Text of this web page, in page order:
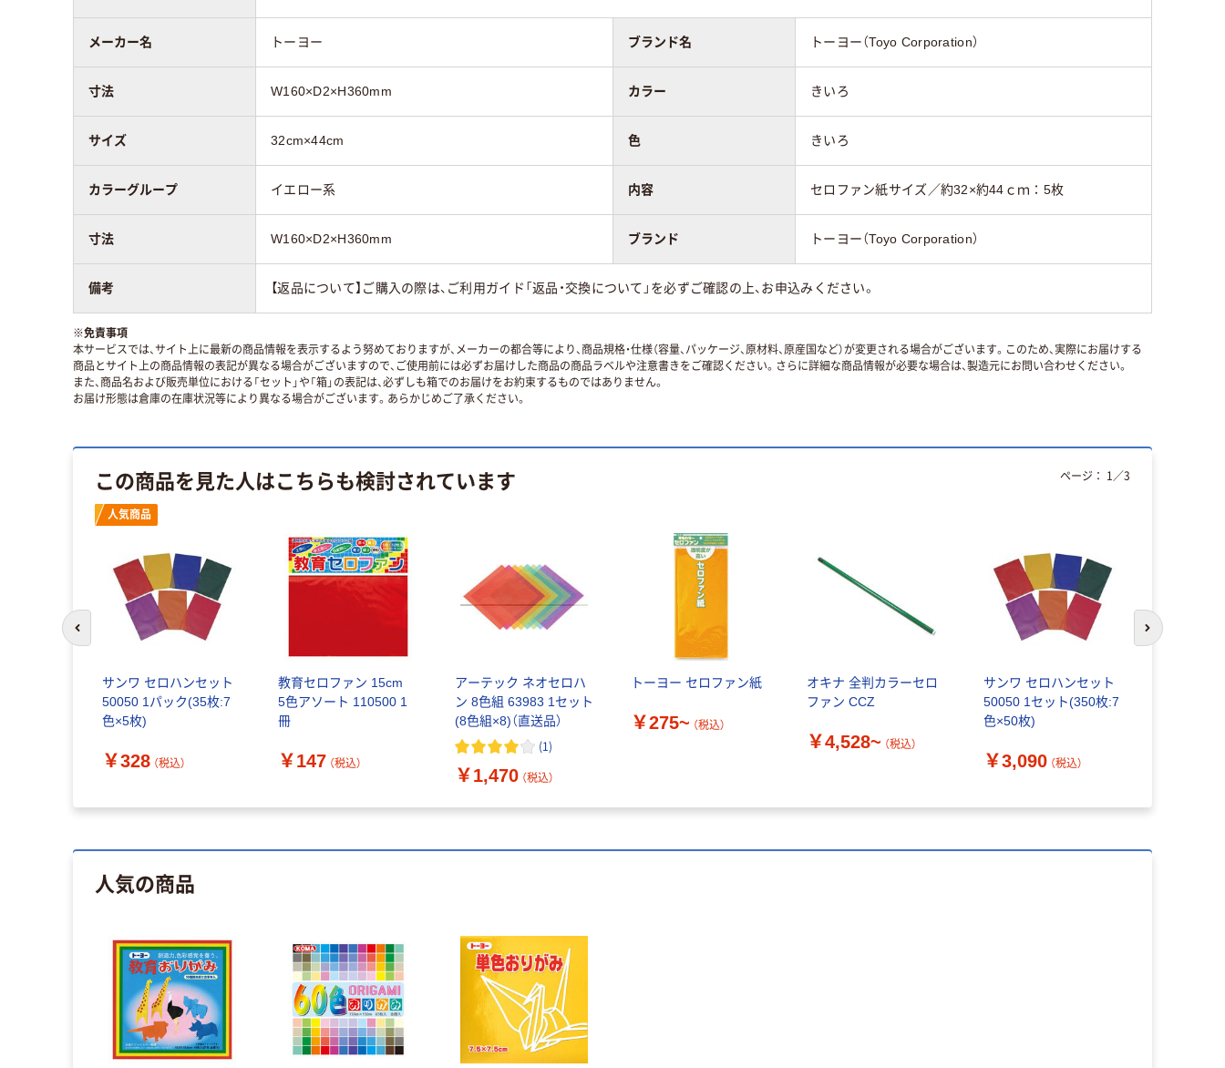
メーカー名 トーヨー ブランド名 トーヨー（Toyo Corporation）
寸法 W160×D2×H360mm カラー きいろ
サイズ 32cm×44cm 色 きいろ
カラーグループ イエロー系 内容 セロファン紙サイズ／約32×約44ｃｍ：5枚
寸法 W160×D2×H360mm ブランド トーヨー（Toyo Corporation）
備考 【返品について】ご購入の際は、ご利用ガイド「返品・交換について」を必ずご確認の上、お申込みください。
※免責事項
本サービスでは、サイト上に最新の商品情報を表示するよう努めておりますが、メーカーの都合等により、商品規格・仕様（容量、パッケージ、原材料、原産国など）が変更される場合がございます。このため、実際にお届けする
商品とサイト上の商品情報の表記が異なる場合がございますので、ご使用前には必ずお届けした商品の商品ラベルや注意書きをご確認ください。さらに詳細な商品情報が必要な場合は、製造元にお問い合わせください。
また、商品名および販売単位における「セット」や「箱」の表記は、必ずしも箱でのお届けをお約束するものではありません。
お届け形態は倉庫の在庫状況等により異なる場合がございます。あらかじめご了承ください。
この商品を見た人はこちらも検討されています
人気商品
サンワ セロハンセット
50050 1パック(35枚:7
色×5枚)
￥328 （税込）
教育セロファン 15cm
5色アソート 110500 1
冊
￥147 （税込）
アーテック ネオセロハ
ン 8色組 63983 1セット
(8色組×8)（直送品）
(1)
￥1,470 （税込）
トーヨー セロファン紙
￥275~ （税込）
オキナ 全判カラーセロ
ファン CCZ
￥4,528~ （税込）
サンワ セロハンセット
50050 1セット(350枚:7
色×50枚)
￥3,090 （税込）
ページ： 1 ／3
前のスライドへ 次のスライド
人気の商品